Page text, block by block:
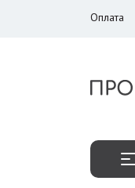
Оплата